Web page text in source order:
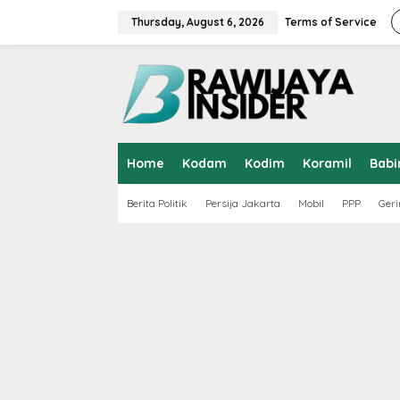
Thursday, August 6, 2026 Terms of Service
Home Kodam Kodim Koramil
Berita Politik Persija Jakarta Mobil PPP